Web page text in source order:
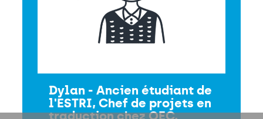
Dylan - Ancien étudiant de
l'ESTRI, Chef de projets en
traduction chez OEC,